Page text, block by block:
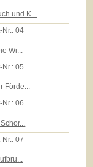
und K...
Nr.:04
Wi...
Nr.:05
Förde...
Nr.:06
Nr.:07